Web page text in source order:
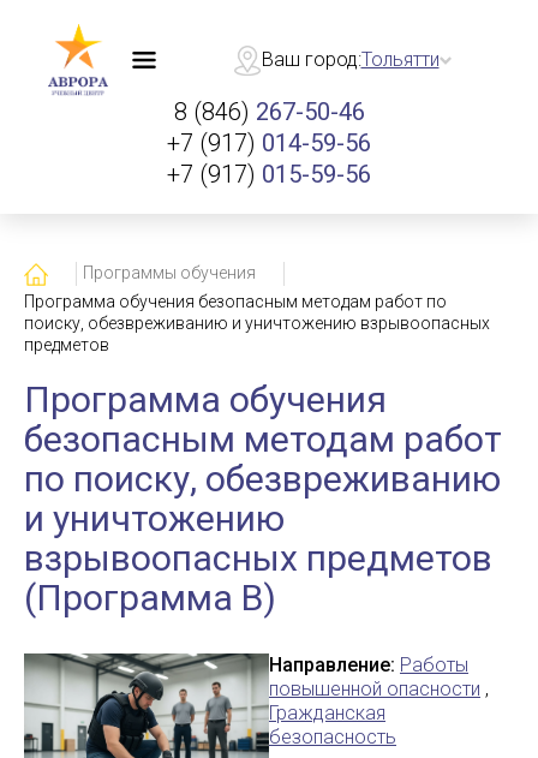
Ваш город:Тольятти
8 (846) 267-50-46
+7 (917) 014-59-56
+7 (917) 015-59-56
ГлавнаяПрограммы обучения
Программа обучения безопасным методам работ по
поиску, обезвреживанию и уничтожению взрывоопасных
предметов
Программа обучения
безопасным методам работ
по поиску, обезвреживанию
и уничтожению
взрывоопасных предметов
(Программа В)
Направление: Работы
повышенной опасности ,
Гражданская
безопасность